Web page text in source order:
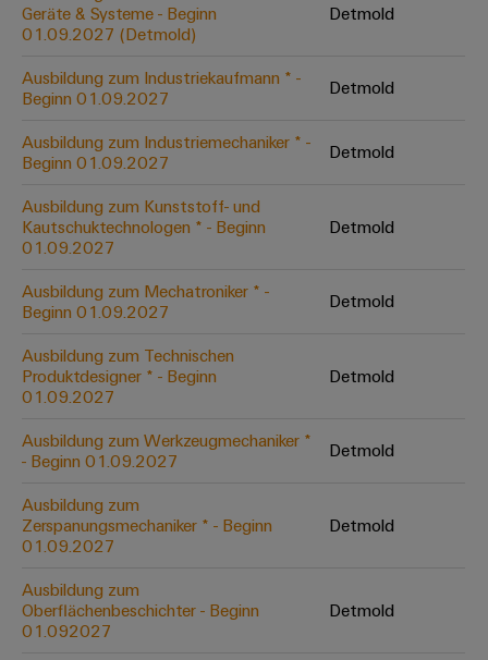
Verbindungslösungen
für
Konventionelle
Zukunftssicherheit
für
Energieerzeugung
Maschinenbau
für
verschiedene
der
Maschinen
und
Öl
&
Gas
Sicherer
mit
vernetzten
Lösungen
Systeme
und
Lösungen
Automatisierung
Energiemanagement-
Lösungen
&
Software
Industrial
Analytics
Automation
Industrial
IoT
Industrial
Elektronikgehäuse
Blitz-
und
Überspannungsschutz
Generatoranschlusskasten
Feldbusverteiler
&
Software
Steuerungen
Systeme
Industrial
Ethernet
Touch-
Technischer
Support
Umweltbezogene
Produktkonformität
Engineering
Technische
Produktkataloge
Reparatur
Ersatzteile
Trainings
und
Webinare
PSIRT
Digitale
Bestellmöglichkeiten
Fachpressemeldungen
Pressekontakt
Unsere
Partner
IIoT
Automation
Netzwerk
IIoT
and
Automation
Solution
Partner
finden
Solution
Partner
Offene
Ausbildungs-
und
Veranstaltungen
Aktuelle
Termine
für
Schulklassen
Geräte & Systeme - Beginn
01.09.2027 (Detmold)
Detmold
Ausbildung zum Industriekaufmann * -
Beginn 01.09.2027
Detmold
Ausbildung zum Industriemechaniker * -
Beginn 01.09.2027
Detmold
Ausbildung zum Kunststoff- und
Kautschuktechnologen * - Beginn
01.09.2027
Detmold
Ausbildung zum Mechatroniker * -
Beginn 01.09.2027
Detmold
Ausbildung zum Technischen
Produktdesigner * - Beginn
01.09.2027
Detmold
Ausbildung zum Werkzeugmechaniker *
- Beginn 01.09.2027
Detmold
Ausbildung zum
Zerspanungsmechaniker * - Beginn
01.09.2027
Detmold
Ausbildung zum
Oberflächenbeschichter - Beginn
01.092027
Detmold